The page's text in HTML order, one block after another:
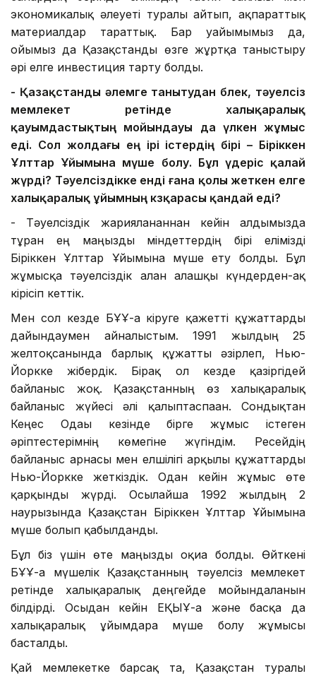
экономикалық әлеуеті туралы айтып, ақпараттық
материалдар тараттық. Бар уайымымыз да,
ойымыз да Қазақстанды өзге жұртқа таныстыру
әрі елге инвестиция тарту болды.
- Қазақстанды әлемге танытудан бөлек, тәуелсіз
мемлекет ретінде халықаралық
қауымдастықтың мойындауы да үлкен жұмыс
еді. Сол жолдағы ең ірі істердің бірі – Біріккен
Ұлттар Ұйымына мүше болу. Бұл үдеріс қалай
жүрді? Тәуелсіздікке енді ғана қолы жеткен елге
халықаралық ұйымның көзқарасы қандай еді?
- Тәуелсіздік жарияланғаннан кейін алдымызда
тұрған ең маңызды міндеттердің бірі елімізді
Біріккен Ұлттар Ұйымына мүше ету болды. Бұл
жұмысқа тәуелсіздік алған алғашқы күндерден-ақ
кірісіп кеттік.
Мен сол кезде БҰҰ-ға кіруге қажетті құжаттарды
дайындаумен айналыстым. 1991 жылдың 25
желтоқсанында барлық құжатты әзірлеп, Нью-
Йоркке жібердік. Бірақ ол кезде қазіргідей
байланыс жоқ. Қазақстанның өз халықаралық
байланыс жүйесі әлі қалыптаспаған. Сондықтан
Кеңес Одағы кезінде бірге жұмыс істеген
әріптестерімнің көмегіне жүгіндім. Ресейдің
байланыс арнасы мен елшілігі арқылы құжаттарды
Нью-Йоркке жеткіздік. Одан кейін жұмыс өте
қарқынды жүрді. Осылайша 1992 жылдың 2
наурызында Қазақстан Біріккен Ұлттар Ұйымына
мүше болып қабылданды.
Бұл біз үшін өте маңызды оқиға болды. Өйткені
БҰҰ-ға мүшелік Қазақстанның тәуелсіз мемлекет
ретінде халықаралық деңгейде мойындалғанын
білдірді. Осыдан кейін ЕҚЫҰ-ға және басқа да
халықаралық ұйымдарға мүше болу жұмысы
басталды.
Қай мемлекетке барсақ та, Қазақстан туралы